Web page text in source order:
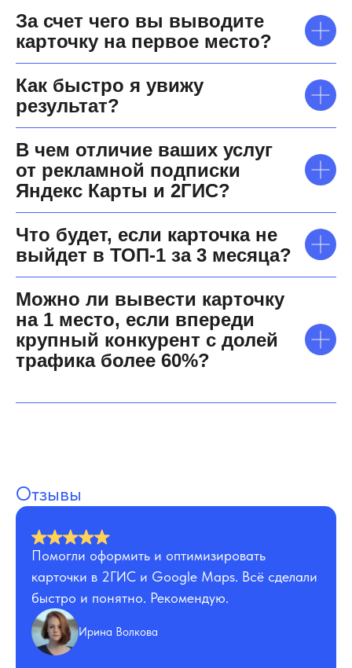
За счет чего вы выводите
карточку на первое место?
Как быстро я увижу
результат?
В чем отличие ваших услуг
от рекламной подписки
Яндекс Карты и 2ГИС?
Что будет, если карточка не
выйдет в ТОП-1 за 3 месяца?
Можно ли вывести карточку
на 1 место, если впереди
крупный конкурент с долей
трафика более 60%?
Отзывы
Помогли оформить и оптимизировать
карточки в 2ГИС и Google Maps. Всё сделали
быстро и понятно. Рекомендую.
Ирина Волкова